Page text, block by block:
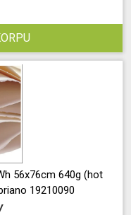
56x76cm 640g (hot
19210090